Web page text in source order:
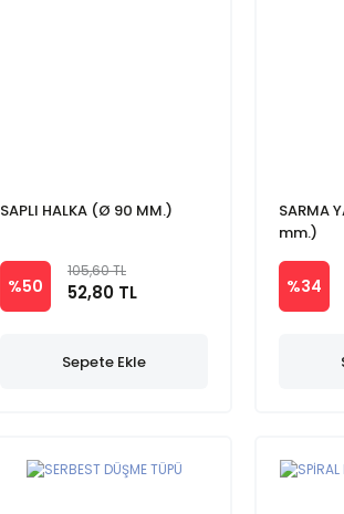
SAPLI HALKA (Ø 90 MM.)
%50
105,60 TL
52,80 TL
Sepete Ekle
SARMA
mm.)
%34